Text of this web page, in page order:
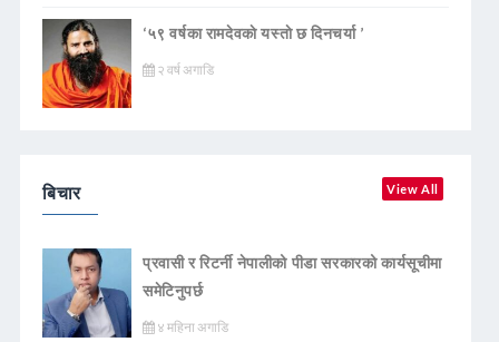
‘५९ वर्षका रामदेवकाे यस्ताे छ दिनचर्या ’
२ वर्ष अगाडि
बिचार View All
प्रवासी र रिटर्नी नेपालीको पीडा सरकारको कार्यसूचीमा
समेटिनुपर्छ
४ महिना अगाडि